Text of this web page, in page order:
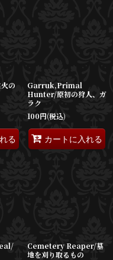
の
る
Garruk,Primal
Hunter/原初の狩人、ガ
ラク
100円(税込)
カートに入れる
Cemetery Reaper/墓
地を刈り取るもの